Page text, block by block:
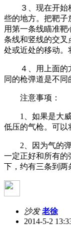
３、现在开
些的地方。把靶子
用第一条线瞄准
条线和竖线的交叉
处或近处的移动。
４、用上面
同的枪弹道是不同
注意事项：
1、如果是大
低压的气枪。可以
2、因为气的
一定正好和所有的
下，约有三条到两
沙发 老徐
2014-5-2